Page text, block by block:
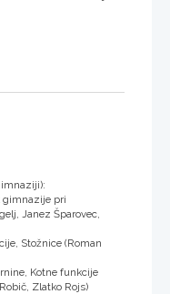
gimnazije pri
Janez Šparovec,
Stožnice (Roman
Kotne funkcije
Zlatko Rojs)